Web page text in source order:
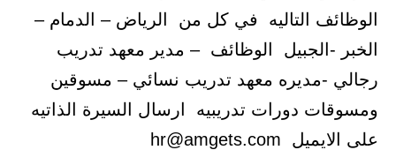
الوظائف التاليه في كل من الرياض – الدمام –
الخبر -الجبيل الوظائف – مدير معهد تدريب
رجالي -مديره معهد تدريب نسائي – مسوقين
ومسوقات دورات تدريبيه ارسال السيرة الذاتيه
على الايميل hr@amgets.com